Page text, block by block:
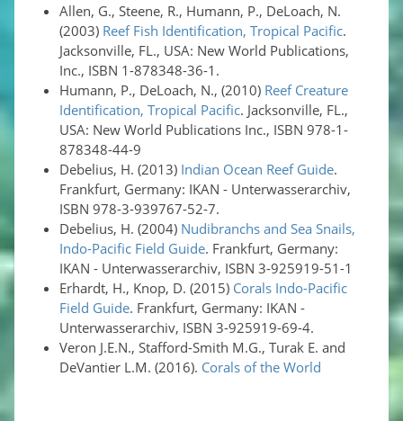
Allen, G., Steene, R., Humann, P., DeLoach, N.
(2003) Reef Fish Identification, Tropical Pacific.
Jacksonville, FL., USA: New World Publications,
Inc., ISBN 1-878348-36-1.
Humann, P., DeLoach, N., (2010) Reef Creature
Identification, Tropical Pacific. Jacksonville, FL.,
USA: New World Publications Inc., ISBN 978-1-
878348-44-9
Debelius, H. (2013) Indian Ocean Reef Guide.
Frankfurt, Germany: IKAN - Unterwasserarchiv,
ISBN 978-3-939767-52-7.
Debelius, H. (2004) Nudibranchs and Sea Snails,
Indo-Pacific Field Guide. Frankfurt, Germany:
IKAN - Unterwasserarchiv, ISBN 3-925919-51-1
Erhardt, H., Knop, D. (2015) Corals Indo-Pacific
Field Guide. Frankfurt, Germany: IKAN -
Unterwasserarchiv, ISBN 3-925919-69-4.
Veron J.E.N., Stafford-Smith M.G., Turak E. and
DeVantier L.M. (2016). Corals of the World